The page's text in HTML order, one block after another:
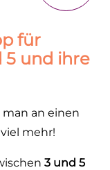
für
5 und ihre
an einen
mehr!
3 und 5